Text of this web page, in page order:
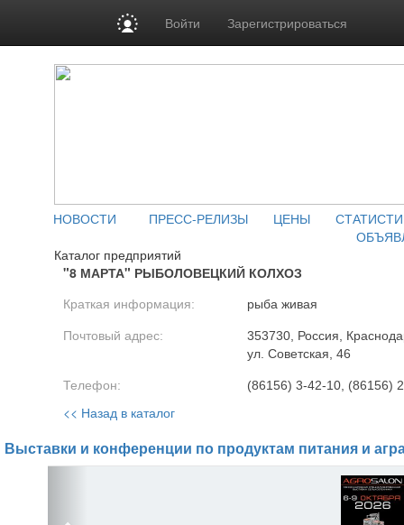
Войти Зарегистрироваться
НОВОСТИ ПРЕСС-РЕЛИЗЫ ЦЕНЫ
Каталог предприятий
"8 МАРТА" РЫБОЛОВЕЦКИЙ КОЛХОЗ
Краткая информация: рыба живая
Почтовый адрес:
353730, Россия,
ул. Советская, 46
Телефон: (86156) 3-42-10, (86156)
<< Назад в каталог
Выставки и конференции по продуктам питания и